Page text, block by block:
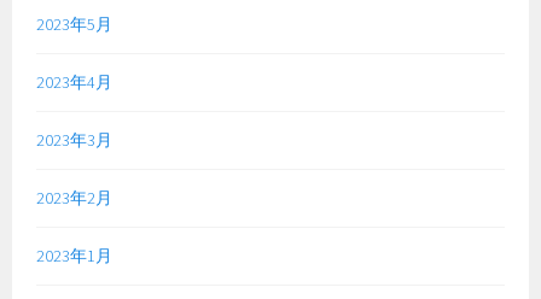
2023年5月
2023年4月
2023年3月
2023年2月
2023年1月